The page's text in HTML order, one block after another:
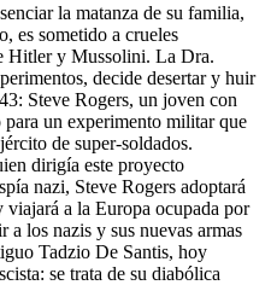
la matanza de su familia,
es sometido a crueles
Hitler y Mussolini. La Dra.
decide desertar y huir
Steve Rogers, un joven con
un experimento militar que
de super-soldados.
dirigía este proyecto
nazi, Steve Rogers adoptará
a la Europa ocupada por
los nazis y sus nuevas armas
Tadzio De Santis, hoy
se trata de su diabólica